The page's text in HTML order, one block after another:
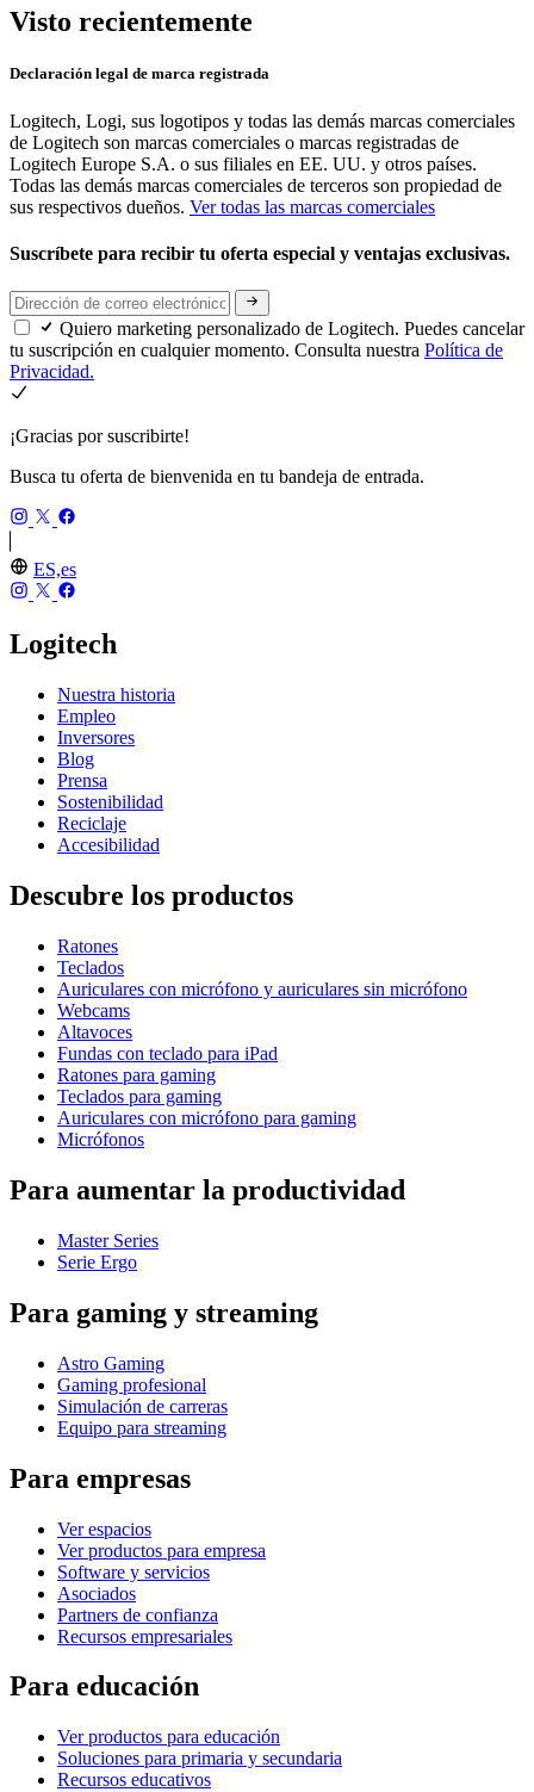
Visto recientemente
Declaración legal de marca registrada
Logitech, Logi, sus logotipos y todas las demás marcas comerciales
de Logitech son marcas comerciales o marcas registradas de
Logitech Europe S.A. o sus filiales en EE. UU. y otros países.
Todas las demás marcas comerciales de terceros son propiedad de
sus respectivos dueños. Ver todas las marcas comerciales
Suscríbete para recibir tu oferta especial y ventajas exclusivas.
Quiero marketing personalizado de Logitech. Puedes cancelar
tu suscripción en cualquier momento. Consulta nuestra Política de
Privacidad.
¡Gracias por suscribirte!
Busca tu oferta de bienvenida en tu bandeja de entrada.
ES,es
Logitech
Nuestra historia
Empleo
Inversores
Blog
Prensa
Sostenibilidad
Reciclaje
Accesibilidad
Descubre los productos
Ratones
Teclados
Auriculares con micrófono y auriculares sin micrófono
Webcams
Altavoces
Fundas con teclado para iPad
Ratones para gaming
Teclados para gaming
Auriculares con micrófono para gaming
Micrófonos
Para aumentar la productividad
Master Series
Serie Ergo
Para gaming y streaming
Astro Gaming
Gaming profesional
Simulación de carreras
Equipo para streaming
Para empresas
Ver espacios
Ver productos para empresa
Software y servicios
Asociados
Partners de confianza
Recursos empresariales
Para educación
Ver productos para educación
Soluciones para primaria y secundaria
Recursos educativos